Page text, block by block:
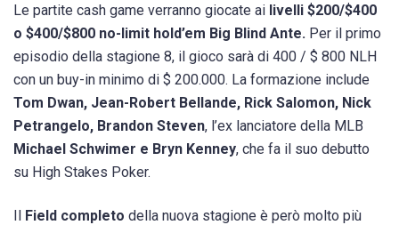
Le partite cash game verranno giocate ai livelli $200/$400
o $400/$800 no-limit hold’em Big Blind Ante. Per il primo
episodio della stagione 8, il gioco sarà di 400 / $ 800 NLH
con un buy-in minimo di $ 200.000. La formazione include
Tom Dwan, Jean-Robert Bellande, Rick Salomon, Nick
Petrangelo, Brandon Steven, l’ex lanciatore della MLB
Michael Schwimer e Bryn Kenney, che fa il suo debutto
su High Stakes Poker.
Il Field completo della nuova stagione è però molto più